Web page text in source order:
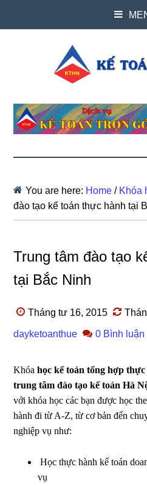
You are here: Home / Khóa
đào tạo kế toán thực hành tại
Trung tâm đào tạo
tại Bắc Ninh
Tháng tư 16, 2015
dayketoanthue 0 Bình luận
Khóahọc kế toán tổng hợp
trung tâm đào tạo kế toán Hà
với khóa học các bạn được học
hành đi từ A-Z, từ cơ bản đến
nghiệp vụ như:
Học thực hành kế toán
vụ